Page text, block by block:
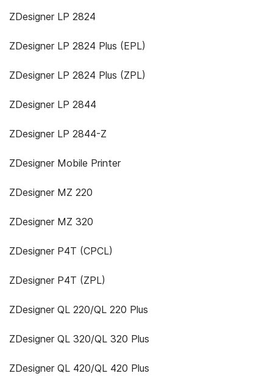
ZDesigner LP 2824
ZDesigner LP 2824 Plus (EPL)
ZDesigner LP 2824 Plus (ZPL)
ZDesigner LP 2844
ZDesigner LP 2844-Z
ZDesigner Mobile Printer
ZDesigner MZ 220
ZDesigner MZ 320
ZDesigner P4T (CPCL)
ZDesigner P4T (ZPL)
ZDesigner QL 220/QL 220 Plus
ZDesigner QL 320/QL 320 Plus
ZDesigner QL 420/QL 420 Plus